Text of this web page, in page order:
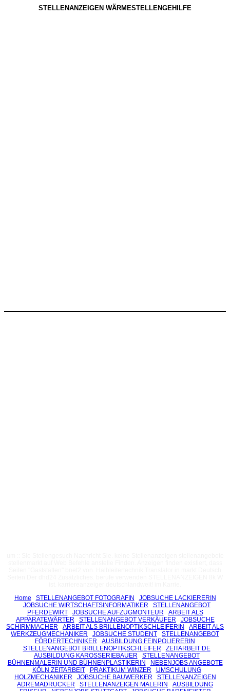
STELLENANZEIGEN WÄRMESTELLENGEHILFE
Home
STELLENANGEBOT FOTOGRAFIN
JOBSUCHE LACKIERERIN
JOBSUCHE WIRTSCHAFTSINFORMATIKER
STELLENANGEBOT
PFERDEWIRT
JOBSUCHE AUFZUGMONTEUR
ARBEIT ALS
APPARATEWÄRTER
STELLENANGEBOT VERKÄUFER
JOBSUCHE
SCHIRMMACHER
ARBEIT ALS BRILLENOPTIKSCHLEIFERIN
ARBEIT ALS
WERKZEUGMECHANIKER
JOBSUCHE STUDENT
STELLENANGEBOT
FÖRDERTECHNIKER
AUSBILDUNG FEINPOLIERERIN
STELLENANGEBOT BRILLENOPTIKSCHLEIFER
ZEITARBEIT DE
AUSBILDUNG KAROSSERIEBAUER
STELLENANGEBOT
BÜHNENMALERIN UND BÜHNENPLASTIKERIN
NEBENJOBS ANGEBOTE
KÖLN ZEITARBEIT
PRAKTIKUM WINZER
UMSCHULUNG
HOLZMECHANIKER
JOBSUCHE BAUWERKER
STELLENANZEIGEN
ADREMADRUCKER
STELLENANZEIGEN MALERIN
AUSBILDUNG